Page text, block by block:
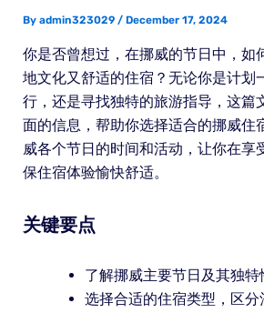
By admin323029 / December 17, 2024
你是否曾想过，在挪威的节日中，如
地文化又舒适的住宿？无论你是计划
行，还是寻找独特的旅游指导，这篇
面的信息，帮助你选择适合的挪威住
威各个节日的时间和活动，让你在享
保住宿体验愉快舒适。
关键要点
了解挪威主要节日及其独特
选择合适的住宿类型，区分